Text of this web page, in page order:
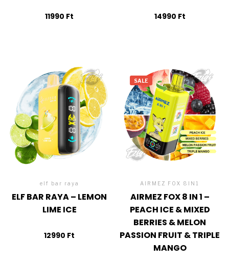
11990 Ft 14990 Ft
elf bar raya
ELF BAR RAYA – LEMON
LIME ICE
12990 Ft
SALE
AIRMEZ FOX 8IN1
AIRMEZ FOX 8 IN 1 –
PEACH ICE & MIXED
BERRIES & MELON
PASSION FRUIT & TRIPLE
MANGO